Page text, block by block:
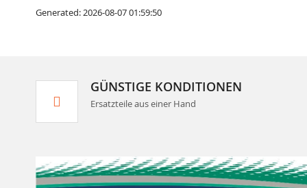
Generated: 2026-08-07 01:59:50
GÜNSTIGE KONDITIONEN
Ersatzteile aus einer Hand